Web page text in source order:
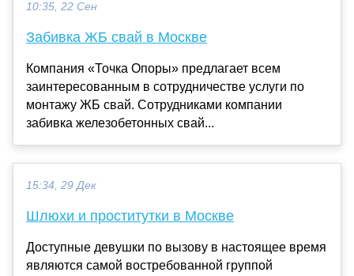
10:35, 22 Сен
Забивка ЖБ свай в Москве
Компания «Точка Опоры» предлагает всем
заинтересованным в сотрудничестве услуги по
монтажу ЖБ свай. Сотрудниками компании
забивка железобетонных свай...
15:34, 29 Дек
Шлюхи и проститутки в Москве
Доступные девушки по вызову в настоящее время
являются самой востребованной группой